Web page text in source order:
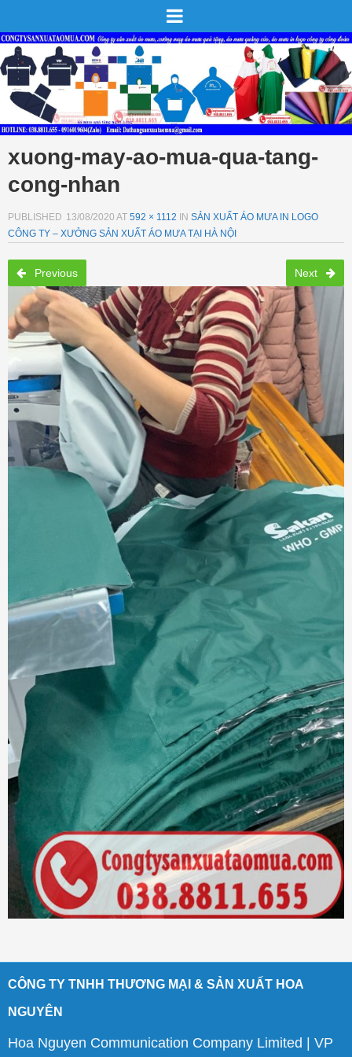
xuong-may-ao-mua-qua-tang-
cong-nhan
PUBLISHED 13/08/2020 AT 592 × 1112 IN SẢN XUẤT ÁO MƯA IN LOGO
CÔNG TY – XƯỞNG SẢN XUẤT ÁO MƯA TẠI HÀ NỘI
Previous Next
CÔNG TY TNHH THƯƠNG MẠI & SẢN XUẤT HOA
NGUYÊN
Hoa Nguyen Communication Company Limited | VP